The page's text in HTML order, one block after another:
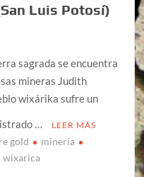
Luis Potosí)
sagrada se encuentra
mineras Judith
wixárika sufre un
…
LEER MÁS
gold
mineria
wixarica